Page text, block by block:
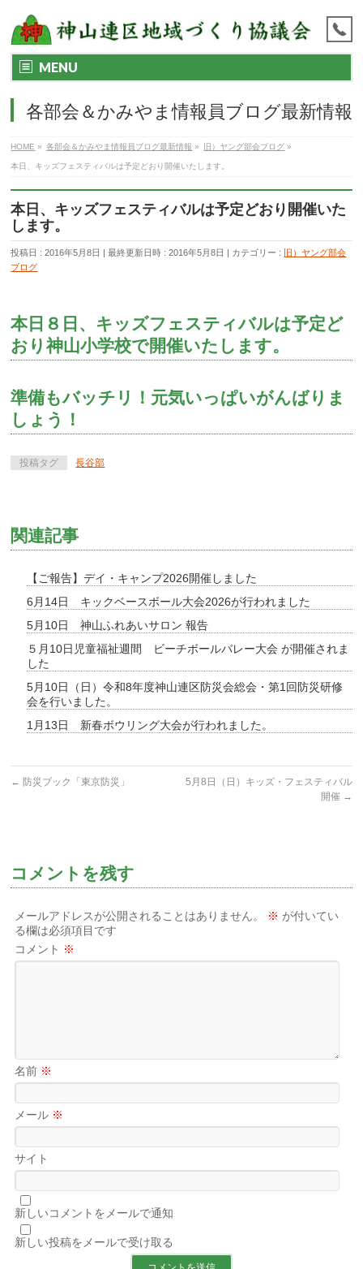
MENU
各部会＆かみやま情報員ブログ最新情報
HOME » 各部会＆かみやま情報員ブログ最新情報 » 旧）ヤング部会ブログ »
本日、キッズフェスティバルは予定どおり開催いたします。
本日、キッズフェスティバルは予定どおり開催いた
します。
投稿日 : 2016年5月8日 最終更新日時 : 2016年5月8日 カテゴリー :
旧）ヤング部会
ブログ
本日８日、キッズフェスティバルは予定ど
おり神山小学校で開催いたします。
準備もバッチリ！元気いっぱいがんばりま
しょう！
投稿タグ 長谷部
関連記事
【ご報告】デイ・キャンプ2026開催しました
6月14日 キックベースボール大会2026が行われました
5月10日 神山ふれあいサロン 報告
５月10日児童福祉週間 ビーチボールバレー大会 が開催されま
した
5月10日（日）令和8年度神山連区防災会総会・第1回防災研修
会を行いました。
1月13日 新春ボウリング大会が行われました。
← 防災ブック「東京防災」
5月8日（日）キッズ・フェスティバル
開催 →
コメントを残す
メールアドレスが公開されることはありません。 ※ が付いてい
る欄は必須項目です
コメント ※
名前 ※
メール ※
サイト
新しいコメントをメールで通知
新しい投稿をメールで受け取る